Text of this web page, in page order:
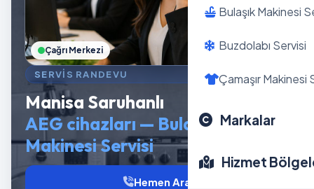
Bulaşık Makinesi
Buzdolabı Servisi
Çamaşır Makinesi
Markalar
Hizmet
SERVIS RANDEVU
Manisa Saruhanlı
AEG cihazları — Bulaşık
Makinesi Servisi
Hemen Ara
Çağrı Merkezi